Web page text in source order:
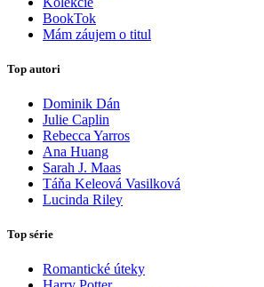
BookTok
Mám záujem o titul
Top autori
Dominik Dán
Julie Caplin
Rebecca Yarros
Ana Huang
Sarah J. Maas
Táňa Keleová Vasilková
Lucinda Riley
Top série
Romantické úteky